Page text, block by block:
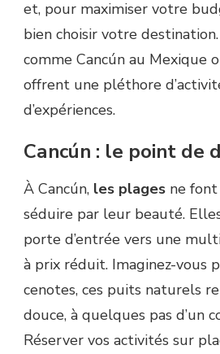
et, pour maximiser votre
bien choisir votre
comme Cancún au Mexique
offrent une pléthore
d’expériences.
Cancún : le point de
À Cancún, les plages ne
séduire par leur beauté.
porte d’entrée vers une
à prix réduit. Imaginez-vous
cenotes, ces puits naturels
douce, à quelques pas d’un
Réserver vos activités sur